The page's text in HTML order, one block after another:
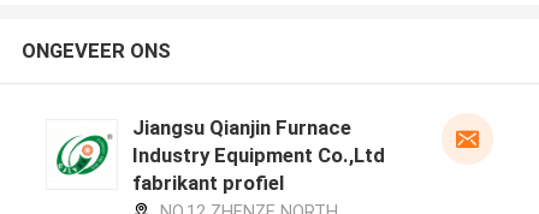
ONGEVEER ONS
Jiangsu Qianjin Furnace
Industry Equipment Co.,Ltd
fabrikant profiel